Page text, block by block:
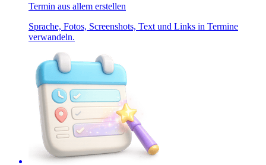
Termin aus allem erstellen
Sprache, Fotos, Screenshots, Text und Links in Termine
verwandeln.